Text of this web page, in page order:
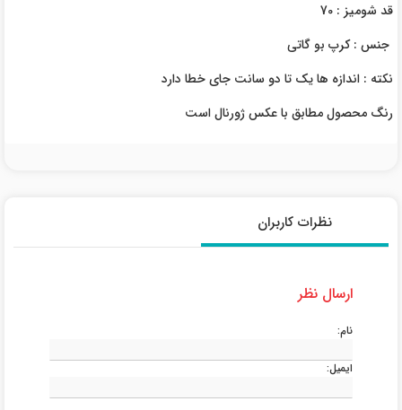
قد شومیز : 70
جنس : کرپ بو گاتی
نکته : اندازه ها یک تا دو سانت جای خطا دارد
رنگ محصول مطابق با عکس ژورنال است
نظرات کاربران
ارسال نظر
نام:
ایمیل: